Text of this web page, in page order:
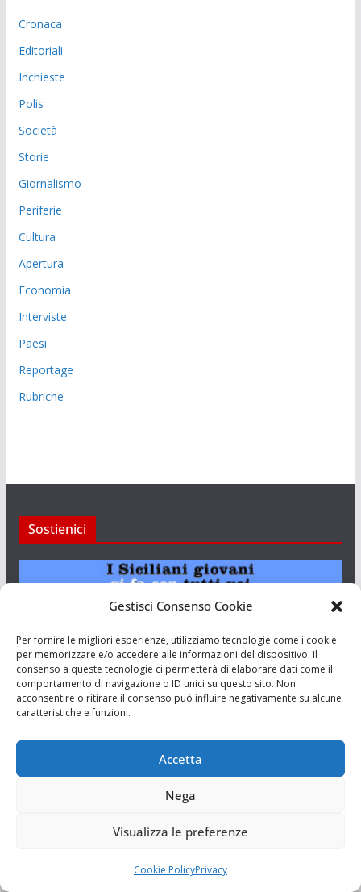
Gestisci Consenso Cookie
Per fornire le migliori esperienze, utilizziamo tecnologie come i cookie
per memorizzare e/o accedere alle informazioni del dispositivo. Il
consenso a queste tecnologie ci permetterà di elaborare dati come il
comportamento di navigazione o ID unici su questo sito. Non
acconsentire o ritirare il consenso può influire negativamente su alcune
caratteristiche e funzioni.
Accetta
Nega
Visualizza le preferenze
Cookie PolicyPrivacy
Cronaca
Editoriali
Inchieste
Polis
Società
Storie
Giornalismo
Periferie
Cultura
Apertura
Economia
Interviste
Paesi
Reportage
Rubriche
Sostienici
I Siciliani Giovani
Associazione Culturale I Siciliani Giovani